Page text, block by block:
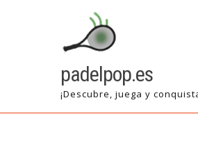
padelpop.es
¡Descubre, juega y